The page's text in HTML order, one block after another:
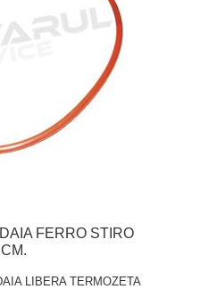
FERRO STIRO
LIBERA TERMOZETA